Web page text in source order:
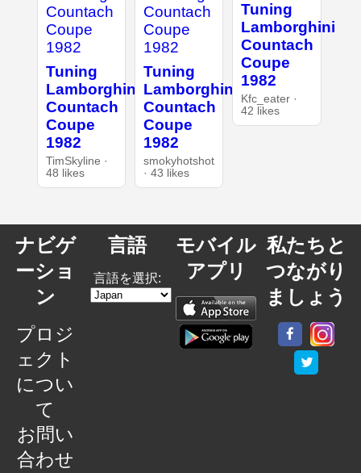
Tuning
Lamborghini
Countach
Coupe
1982
TimSkyline ·
48 likes
Tuning
Lamborghini
Countach
Coupe
1982
smokyhotshot
· 43 likes
Tuning
Lamborghini
Countach
Coupe
1982
Kfc_eater ·
42 likes
ナビゲ
ーショ
ン
プロジ
ェクト
につい
て
お問い
合わせ
言語
言語を選択:
モバイル
アプリ
私たちと
つながり
ましょう